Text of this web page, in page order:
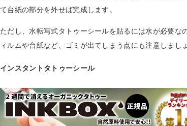
て台紙の部分を外せば完成します。
ただし、水転写式タトゥーシールを貼るには水が必要
ィルムや台紙など、ゴミが出てしまう点にも注意しまし
インスタントタトゥーシール